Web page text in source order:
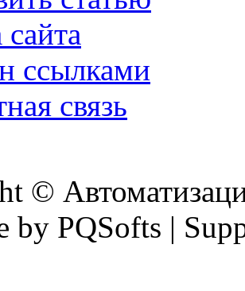
ссылками
связь
©
by PQSofts |